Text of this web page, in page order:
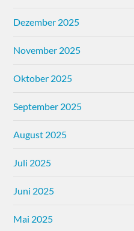
Dezember 2025
November 2025
Oktober 2025
September 2025
August 2025
Juli 2025
Juni 2025
Mai 2025